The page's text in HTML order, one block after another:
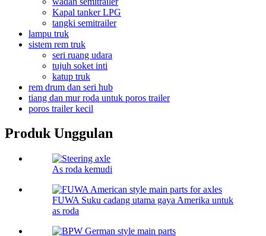
Kapal tanker LPG
tangki semitrailer
lampu truk
sistem rem truk
seri ruang udara
tujuh soket inti
katup truk
rem drum dan seri hub
tiang dan mur roda untuk poros trailer
poros trailer kecil
Produk Unggulan
As roda kemudi
FUWA Suku cadang utama gaya Amerika untuk
as roda